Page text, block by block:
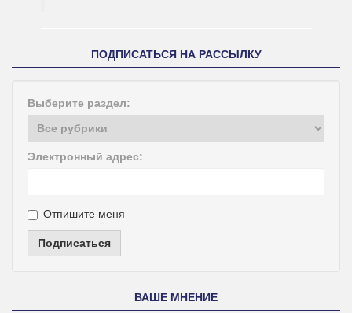
ПОДПИСАТЬСЯ НА РАССЫЛКУ
Выберите раздел:
Электронный адрес:
Отпишите меня
Подписаться
ВАШЕ МНЕНИЕ